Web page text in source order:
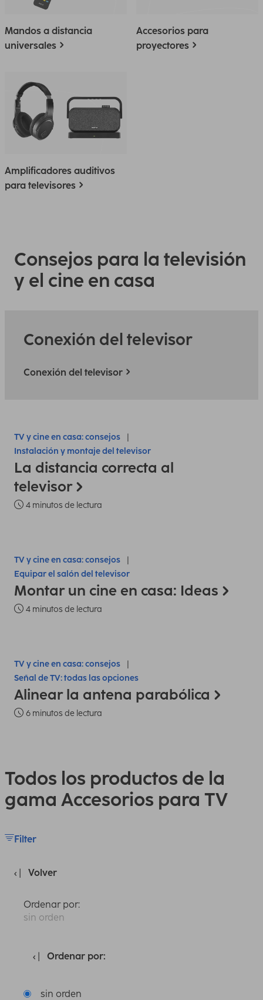
Mandos a distancia
universales
Accesorios para
proyectores
Amplificadores auditivos
para televisores
Consejos para la televisión
y el cine en casa
Conexión del televisor
Conexión del televisor
TV y cine en casa: consejos
Instalación y montaje del televisor
La distancia correcta al
televisor
4 minutos de lectura
TV y cine en casa: consejos
Equipar el salón del televisor
Montar un cine en casa: Ideas
4 minutos de lectura
TV y cine en casa: consejos
Señal de TV: todas las opciones
Alinear la antena parabólica
6 minutos de lectura
Todos los productos de la
gama Accesorios para TV
Filter
Volver
Ordenar por:
sin orden
Ordenar por:
sin orden